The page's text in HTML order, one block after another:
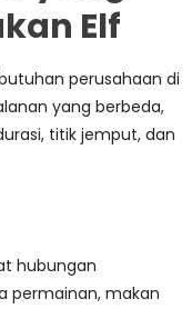
Elf
perusahaan di
yang berbeda,
titik jemput, dan
hubungan
permainan, makan